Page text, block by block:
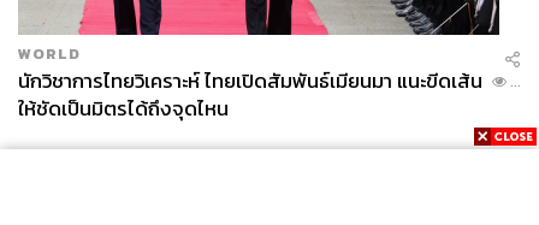
WORLD
นักวิชาการไทยวิเคราะห์ ไทยเปิดสัมพันธ์เมียนมา แนะขีดเส้น
ให้ชัดเป็นมิตรได้ถึงจุดไหน
...